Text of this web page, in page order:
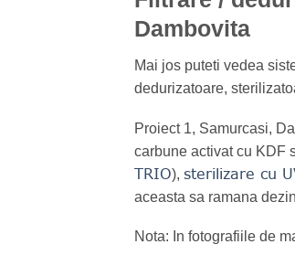
Dambovita
Mai jos puteti vedea
dedurizatoare,
Proiect 1, Samurcasi,
carbune activat cu KDF
TRIO), sterilizare cu
aceasta sa ramana
Nota: In fotografiile de